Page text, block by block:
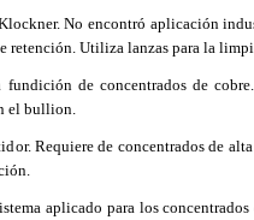
No encontró aplicación
Utiliza lanzas para la
de concentrados de
el bullion.
Requiere de concentrados de
aplicado para los